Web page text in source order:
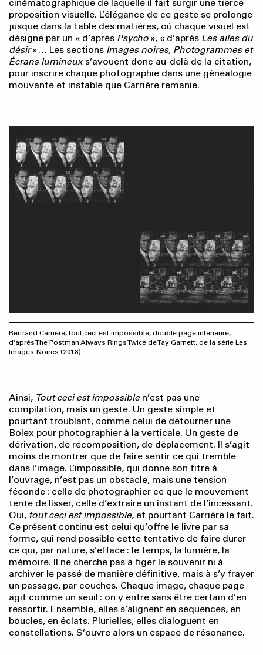
cinématographique de laquelle il fait surgir une tierce
proposition visuelle. L’élégance de ce geste se prolonge
jusque dans la table des matières, où chaque visuel est
désigné par un « d’après Psycho », « d’après Les ailes du
désir»… Les sections Images noires, Photogrammes et
Écrans lumineuxs’avouent donc au-delà de la citation,
pour inscrire chaque photographie dans une généalogie
mouvante et instable que Carrière remanie.
Bertrand Carrière, Tout ceci est impossible, double page intérieure,
d’après The Postman Always Rings Twice de Tay Garnett, de la série Les
Images-Noires (2018)
Ainsi, Tout ceci est impossiblen’est pas une
compilation, mais un geste. Un geste simple et
pourtant troublant, comme celui de détourner une
Bolex pour photographier à la verticale. Un geste de
dérivation, de recomposition, de déplacement. Il s’agit
moins de montrer que de faire sentir ce qui tremble
dans l’image. L’impossible, qui donne son titre à
l’ouvrage, n’est pas un obstacle, mais une tension
féconde : celle de photographier ce que le mouvement
tente de lisser, celle d’extraire un instant de l’incessant.
Oui, tout ceci est impossible, et pourtant Carrière le fait.
Ce présent continu est celui qu’offre le livre par sa
forme, qui rend possible cette tentative de faire durer
ce qui, par nature, s’efface : le temps, la lumière, la
mémoire. Il ne cherche pas à figer le souvenir ni à
archiver le passé de manière définitive, mais à s’y frayer
un passage, par couches. Chaque image, chaque page
agit comme un seuil : on y entre sans être certain d’en
ressortir. Ensemble, elles s’alignent en séquences, en
boucles, en éclats. Plurielles, elles dialoguent en
constellations. S’ouvre alors un espace de résonance.